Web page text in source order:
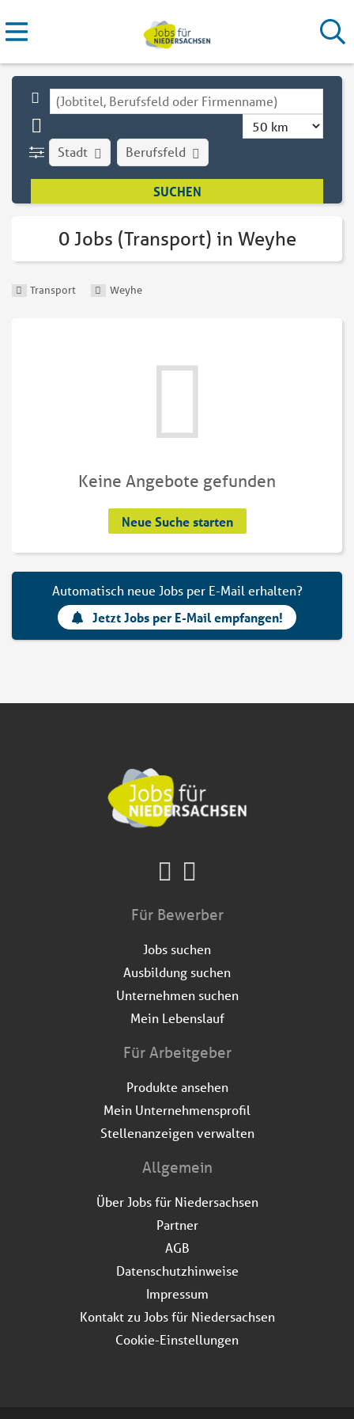
Stadt Berufsfeld
0 Jobs (Transport) in Weyhe
Transport Weyhe
Keine Angebote gefunden
Neue Suche starten
Automatisch neue Jobs per E-Mail erhalten?
Jetzt Jobs per E-Mail empfangen!
Für Bewerber
Jobs suchen
Ausbildung suchen
Unternehmen suchen
Mein Lebenslauf
Für Arbeitgeber
Produkte ansehen
Mein Unternehmensprofil
Stellenanzeigen verwalten
Allgemein
Über Jobs für Niedersachsen
Partner
AGB
Datenschutzhinweise
Impressum
Kontakt zu Jobs für Niedersachsen
Cookie-Einstellungen